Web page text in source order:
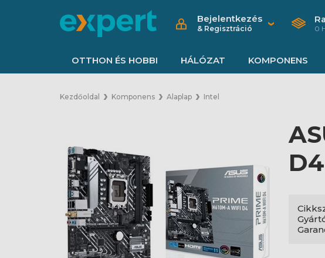
Bejelentkezés
& Regisztráció 0
OTTHON ÉS HOBBI HÁLÓZAT KOMPONENS
Kezdőoldal Komponens Alaplap Intel
D4